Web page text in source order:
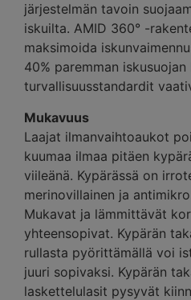
järjestelmän tavoin
iskuilta. AMID 360° -
maksimoida
40% paremman
turvallisuusstandardit
Mukavuus
Laajat ilmanvaihtoaukot
kuumaa ilmaa pitäen
viileänä. Kypärässä on
merinovillainen ja
Mukavat ja lämmittävät
yhteensopivat. Kypärän
rullasta pyörittämällä voi
juuri sopivaksi. Kypärän
laskettelulasit pysyvät